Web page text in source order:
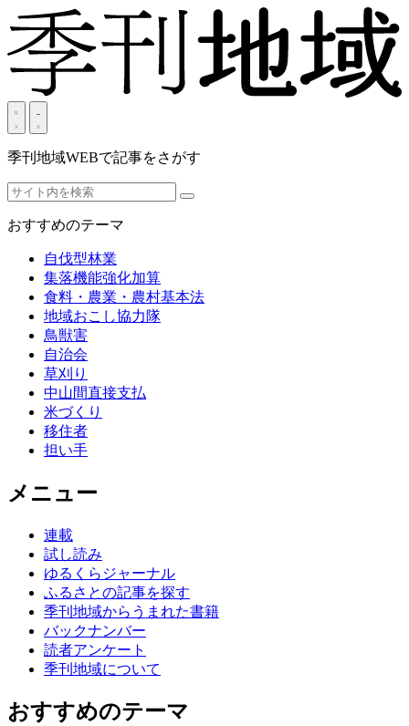
季刊地域WEBで記事をさがす
おすすめのテーマ
自伐型林業
集落機能強化加算
食料・農業・農村基本法
地域おこし協力隊
鳥獣害
自治会
草刈り
中山間直接支払
米づくり
移住者
担い手
メニュー
連載
試し読み
ゆるくらジャーナル
ふるさとの記事を探す
季刊地域からうまれた書籍
バックナンバー
読者アンケート
季刊地域について
おすすめのテーマ